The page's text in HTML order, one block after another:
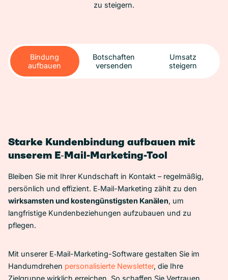
zu steigern.
Bindung
aufbauen
Botschaften
versenden
Umsatz
steigern
Starke Kundenbindung aufbauen mit
unserem E‑Mail-Marketing-Tool
Bleiben Sie mit Ihrer Kundschaft in Kontakt – regelmäßig,
persönlich und effizient. E‑Mail-Marketing zählt zu den
wirksamsten und kostengünstigsten Kanälen, um
langfristige Kundenbeziehungen aufzubauen und zu
pflegen.
Mit unserer E‑Mail-Marketing-Software gestalten Sie im
Handumdrehen personalisierte Newsletter, die Ihre
Zielgruppe wirklich erreichen. So schaffen Sie Vertrauen,